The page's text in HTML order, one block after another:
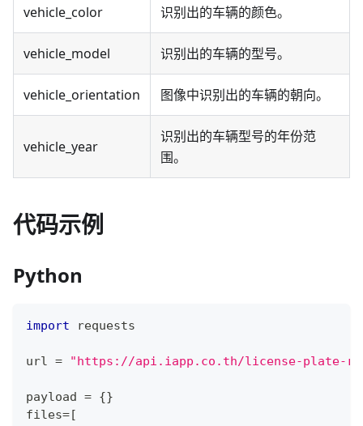
vehicle_color 识别出的车辆的颜色。
vehicle_model 识别出的车辆的型号。
vehicle_orientation 图像中识别出的车辆的朝向。
vehicle_year
识别出的车辆型号的年份范
围。
代码示例
Python
import requests
url = "https://api.iapp.co.th/license-plate-
payload = {}
files=[